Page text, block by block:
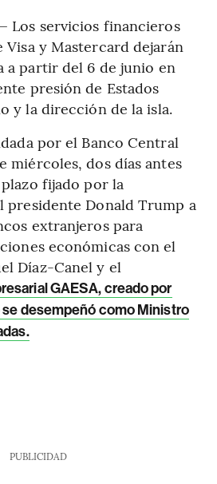
Los servicios financieros
y Mastercard dejarán
a partir del 6 de junio en
presión de Estados
y la dirección de la isla.
por el Banco Central
miércoles, dos días antes
fijado por la
presidente Donald Trump a
extranjeros para
económicas con el
Díaz-Canel y el
GAESA, creado por
desempeñó como Ministro
PUBLICIDAD